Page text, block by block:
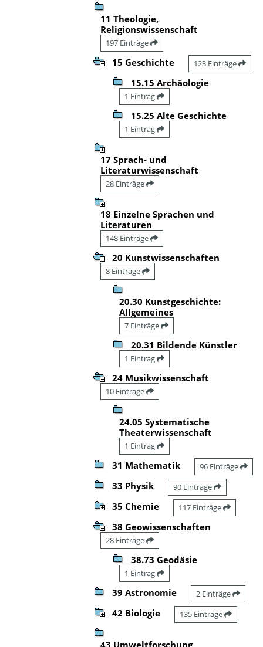
11 Theologie,
Religionswissenschaft
197 Einträge
15 Geschichte 123 Einträge
15.15 Archäologie
1 Eintrag
15.25 Alte Geschichte
1 Eintrag
17 Sprach- und
Literaturwissenschaft
28 Einträge
18 Einzelne Sprachen und
Literaturen
148 Einträge
20 Kunstwissenschaften
8 Einträge
20.30 Kunstgeschichte:
Allgemeines
7 Einträge
20.31 Bildende Künstler
1 Eintrag
24 Musikwissenschaft
10 Einträge
24.05 Systematische
Theaterwissenschaft
1 Eintrag
31 Mathematik 96 Einträge
33 Physik 90 Einträge
35 Chemie 117 Einträge
38 Geowissenschaften
28 Einträge
38.73 Geodäsie
1 Eintrag
39 Astronomie 2 Einträge
42 Biologie 135 Einträge
43 Umweltforschung,